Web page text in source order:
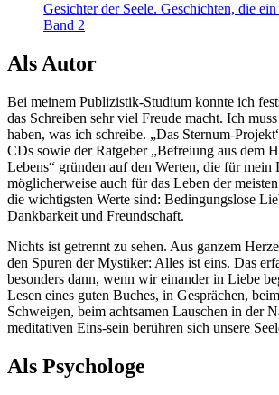
Gesichter der Seele. Geschichten, die
Band 2
Als Autor
Bei meinem Publizistik-Studium konnte ich
das Schreiben sehr viel Freude macht. Ich
haben, was ich schreibe. „Das Sternum-
CDs sowie der Ratgeber „Befreiung aus dem
Lebens“ gründen auf den Werten, die für mein
möglicherweise auch für das Leben der
die wichtigsten Werte sind: Bedingungslose
Dankbarkeit und Freundschaft.
Nichts ist getrennt zu sehen. Aus ganzem
den Spuren der Mystiker: Alles ist eins. Das
besonders dann, wenn wir einander in Liebe
Lesen eines guten Buches, in Gesprächen,
Schweigen, beim achtsamen Lauschen in der
meditativen Eins-sein berühren sich unsere
Als Psychologe